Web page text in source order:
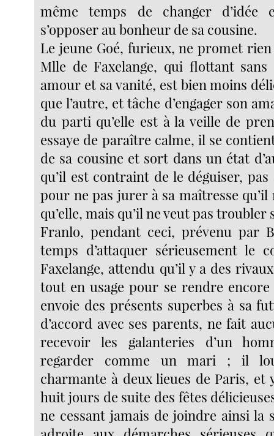
même temps de changer
s’opposer au bonheur de sa cousine.
Le jeune Goé, furieux, ne promet
Mlle de Faxelange, qui flottant sans
amour et sa vanité, est bien moins
que l’autre, et tâche d’engager son
du parti qu’elle est à la veille de
essaye de paraître calme, il se
de sa cousine et sort dans un état
qu’il est contraint de le déguiser, pas
pour ne pas jurer à sa maîtresse qu’il
qu’elle, mais qu’il ne veut pas troubler
Franlo, pendant ceci, prévenu par
temps d’attaquer sérieusement le
Faxelange, attendu qu’il y a des
tout en usage pour se rendre
envoie des présents superbes à sa
d’accord avec ses parents, ne fait
recevoir les galanteries d’un
regarder comme un mari ; il
charmante à deux lieues de Paris, et
huit jours de suite des fêtes
ne cessant jamais de joindre ainsi la